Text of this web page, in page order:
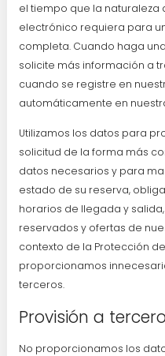
el tiempo que la
electrónico requiera para
completa. Cuando haga
solicite más información a
cuando se registre en
automáticamente en
Utilizamos los datos para
solicitud de la forma más
datos necesarios y para
estado de su reserva,
horarios de llegada y
reservados y ofertas de
contexto de la Protección
proporcionamos
terceros.
Provisión a
No proporcionamos los